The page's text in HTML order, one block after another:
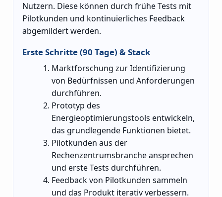
Nutzern. Diese können durch frühe Tests mit
Pilotkunden und kontinuierliches Feedback
abgemildert werden.
Erste Schritte (90 Tage) & Stack
Marktforschung zur Identifizierung
von Bedürfnissen und Anforderungen
durchführen.
Prototyp des
Energieoptimierungstools entwickeln,
das grundlegende Funktionen bietet.
Pilotkunden aus der
Rechenzentrumsbranche ansprechen
und erste Tests durchführen.
Feedback von Pilotkunden sammeln
und das Produkt iterativ verbessern.